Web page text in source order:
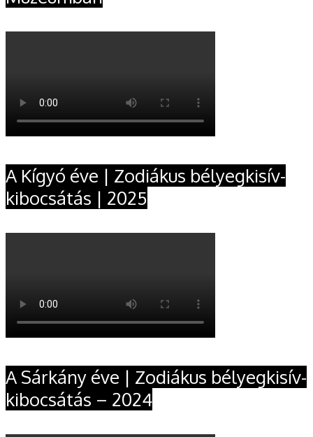
A Kígyó éve | Zodiákus bélyegkisív-
kibocsátás | 2025
A Sárkány éve | Zodiákus bélyegkisív-
kibocsátás – 2024